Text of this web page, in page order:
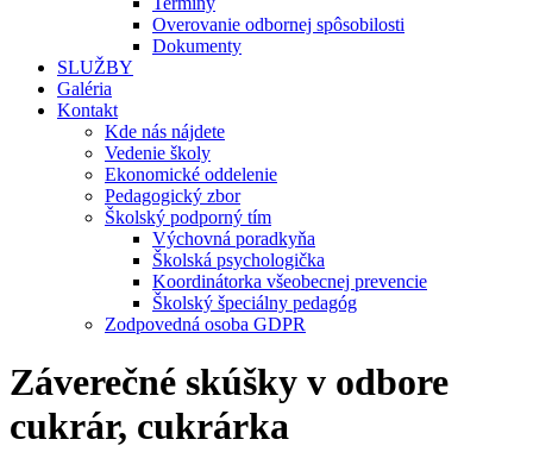
Overovanie odbornej spôsobilosti
Dokumenty
SLUŽBY
Galéria
Kontakt
Kde nás nájdete
Vedenie školy
Ekonomické oddelenie
Pedagogický zbor
Školský podporný tím
Výchovná poradkyňa
Školská psychologička
Koordinátorka všeobecnej prevencie
Školský špeciálny pedagóg
Zodpovedná osoba GDPR
Záverečné skúšky v odbore
cukrár, cukrárka